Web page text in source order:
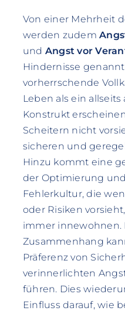
Von einer Mehrheit
werden zudem
und Angst vor
Hindernisse
vorherrschende
Leben als ein
Konstrukt
Scheitern nicht
sicheren und
Hinzu kommt eine
der Optimierung
Fehlerkultur, die
oder Risiken
immer innewohnen.
Zusammenhang
Präferenz von
verinnerlichten
führen. Dies
Einfluss darauf, wie